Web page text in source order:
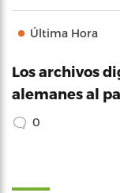
Última Hora
Los archivos
alemanes al
0